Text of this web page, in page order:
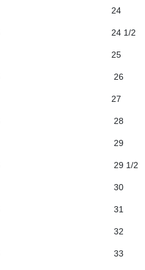
24
24 1/
25
26
27
28
29
29 1/
30
31
32
33